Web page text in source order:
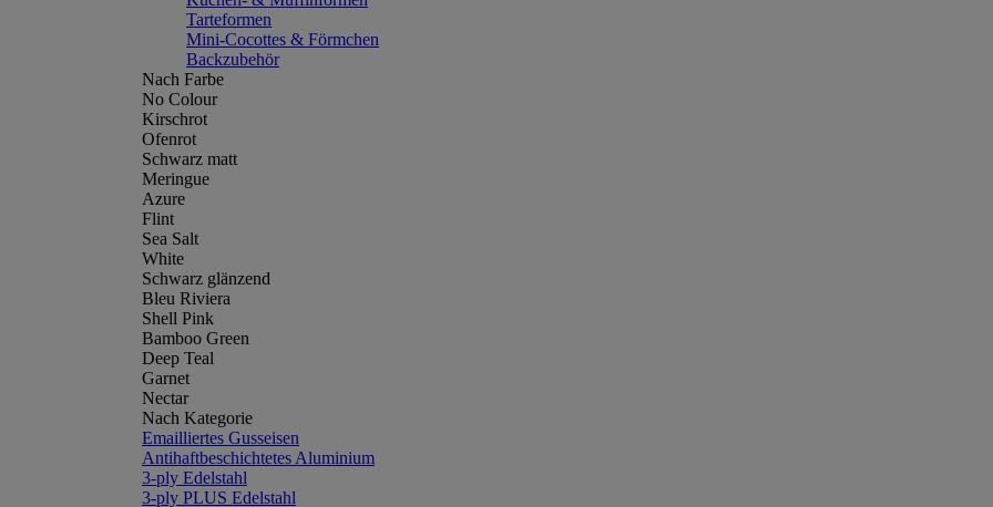
Tarteformen
Mini-Cocottes & Förmchen
Backzubehör
Nach Farbe
No Colour
Kirschrot
Ofenrot
Schwarz matt
Meringue
Azure
Flint
Sea Salt
White
Schwarz glänzend
Bleu Riviera
Shell Pink
Bamboo Green
Deep Teal
Garnet
Nectar
Nach Kategorie
Emailliertes Gusseisen
Antihaftbeschichtetes Aluminium
3-ply Edelstahl
3-ply PLUS Edelstahl